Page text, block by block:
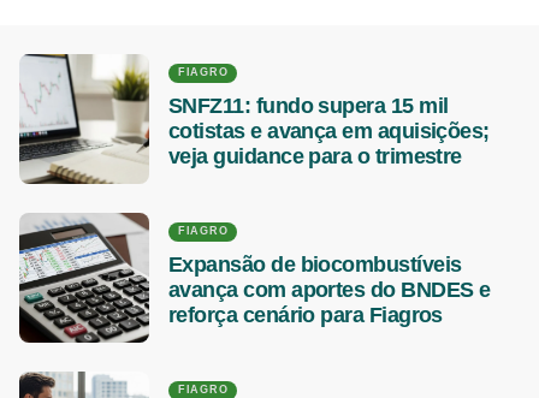
FIAGRO
SNFZ11: fundo supera 15 mil
cotistas e avança em aquisições;
veja guidance para o trimestre
FIAGRO
Expansão de biocombustíveis
avança com aportes do BNDES e
reforça cenário para Fiagros
FIAGRO